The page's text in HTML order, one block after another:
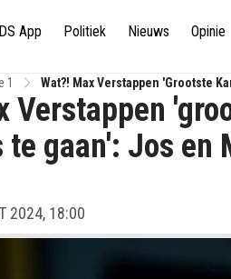
App Politiek Nieuws Opinie
1
Wat?! Max Verstappen 'grootste
Horner
Verstappen
te gaan': Jos en
2024, 18:00